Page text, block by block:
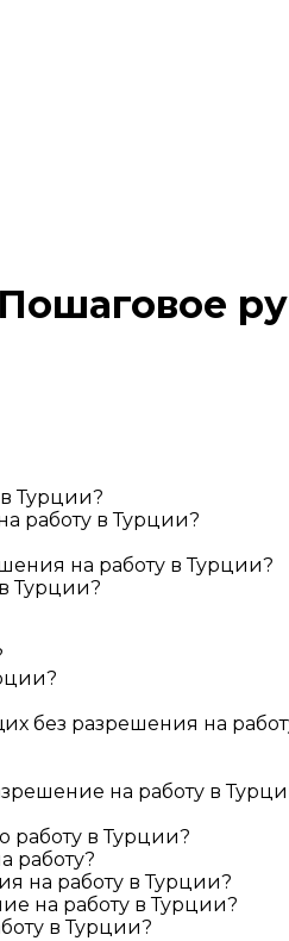
Турции?
работу в Турции?
на работу в Турции?
Турции?
без разрешения на
на работу в
в Турции?
работу?
на работу в Турции?
на работу в Турции?
в Турции?